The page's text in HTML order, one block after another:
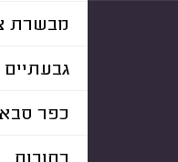
מבשרת
גבעתיים
כפר